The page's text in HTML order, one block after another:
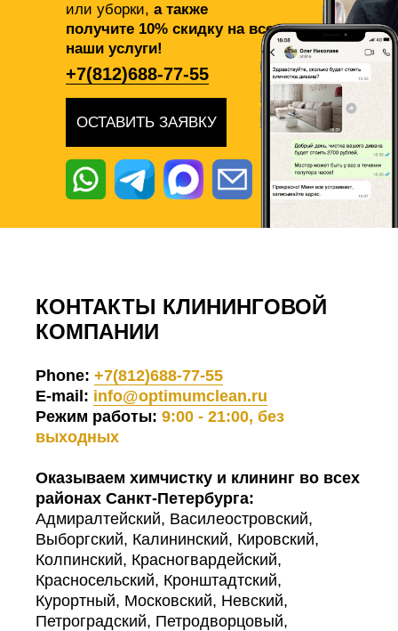
или уборки, а также
получите 10% скидку на все
наши услуги!
ОСТАВИТЬ ЗАЯВКУ
+7(812)688-77-55
КОНТАКТЫ КЛИНИНГОВОЙ
КОМПАНИИ
Phone: +7(812)688-77-55
E-mail: info@optimumclean.ru
Режим работы: 9:00 - 21:00, без
выходных
Оказываем химчистку и клининг во всех
районах Санкт-Петербурга:
Адмиралтейский, Василеостровский,
Выборгский, Калининский, Кировский,
Колпинский, Красногвардейский,
Красносельский, Кронштадтский,
Курортный, Московский, Невский,
Петроградский, Петродворцовый,